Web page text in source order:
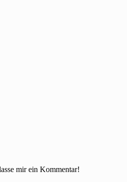
mir ein Kommentar!